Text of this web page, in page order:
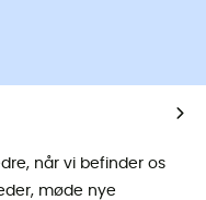
når vi befinder os
møde nye